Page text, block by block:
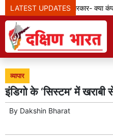
LATEST UPDATES
मेटा टीम से पूछ रही सरकार- क्या
व्यापार
इंडिगो के ‘सिस्टम’ में खराबी
By Dakshin Bharat